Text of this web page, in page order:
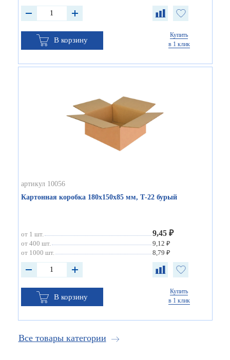
В корзину
Купить
в 1 клик
артикул 10056
Картонная коробка 180х150х85 мм, Т-22 бурый
от 1 шт. 9,45 ₽
от 400 шт.
9,12 ₽
от 1000 шт.
8,79 ₽
В корзину
Купить
в 1 клик
Все товары категории